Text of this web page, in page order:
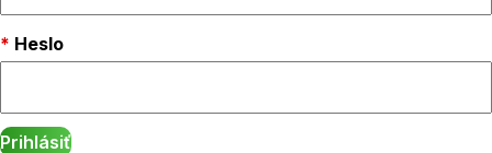
Heslo